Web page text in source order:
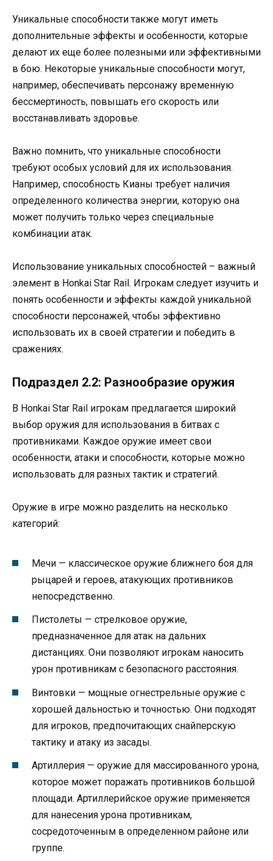
Уникальные способности также могут иметь
дополнительные эффекты и особенности, которые
делают их еще более полезными или эффективными
в бою. Некоторые уникальные способности могут,
например, обеспечивать персонажу временную
бессмертиность, повышать его скорость или
восстанавливать здоровье.
Важно помнить, что уникальные способности
требуют особых условий для их использования.
Например, способность Кианы требует наличия
определенного количества энергии, которую она
может получить только через специальные
комбинации атак.
Использование уникальных способностей – важный
элемент в Honkai Star Rail. Игрокам следует изучить и
понять особенности и эффекты каждой уникальной
способности персонажей, чтобы эффективно
использовать их в своей стратегии и победить в
сражениях.
Подраздел 2.2: Разнообразие оружия
В Honkai Star Rail игрокам предлагается широкий
выбор оружия для использования в битвах с
противниками. Каждое оружие имеет свои
особенности, атаки и способности, которые можно
использовать для разных тактик и стратегий.
Оружие в игре можно разделить на несколько
категорий:
Мечи — классическое оружие ближнего боя для
рыцарей и героев, атакующих противников
непосредственно.
Пистолеты — стрелковое оружие,
предназначенное для атак на дальних
дистанциях. Они позволяют игрокам наносить
урон противникам с безопасного расстояния.
Винтовки — мощные огнестрельные оружие с
хорошей дальностью и точностью. Они подходят
для игроков, предпочитающих снайперскую
тактику и атаку из засады.
Артиллерия — оружие для массированного урона,
которое может поражать противников большой
площади. Артиллерийское оружие применяется
для нанесения урона противникам,
сосредоточенным в определенном районе или
группе.